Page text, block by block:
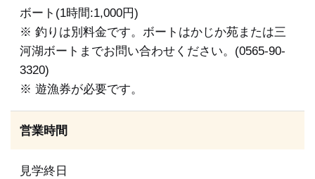
ボート(1時間:1,000円)
※ 釣りは別料金です。ボートはかじか苑または三
河湖ボートまでお問い合わせください。(0565-90-
3320)
※ 遊漁券が必要です。
営業時間
見学終日